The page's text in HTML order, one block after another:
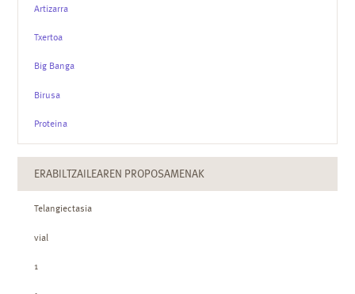
Artizarra
Txertoa
Big Banga
Birusa
Proteina
ERABILTZAILEAREN PROPOSAMENAK
Telangiectasia
vial
1